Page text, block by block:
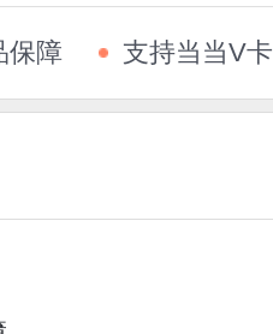
保障 支持当当V卡